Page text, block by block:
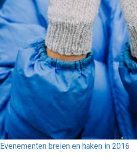
Evenementen breien en haken in 2016